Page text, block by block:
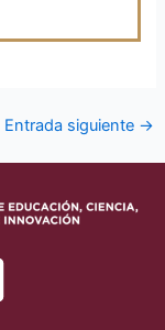
Entrada siguiente →